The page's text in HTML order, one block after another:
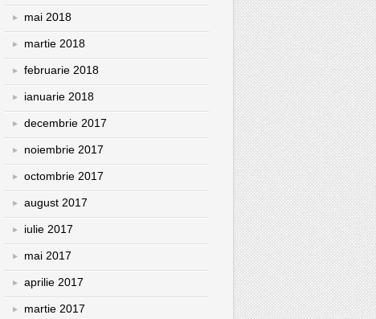
mai 2018
martie 2018
februarie 2018
ianuarie 2018
decembrie 2017
noiembrie 2017
octombrie 2017
august 2017
iulie 2017
mai 2017
aprilie 2017
martie 2017